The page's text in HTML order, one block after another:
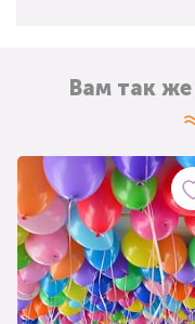
Вам так